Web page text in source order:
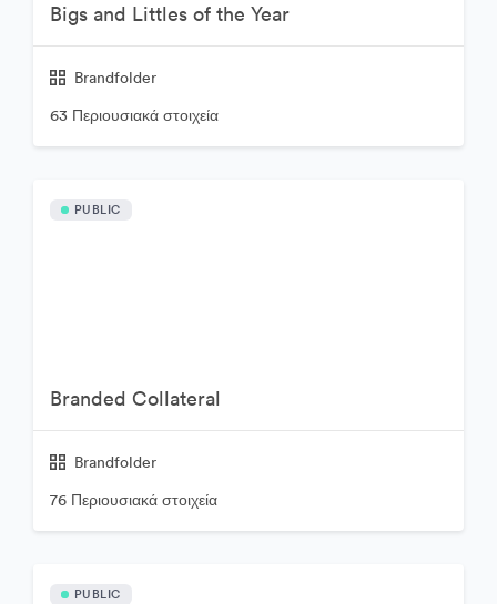
Bigs and Littles of the Year
Brandfolder
63 Περιουσιακά στοιχεία
PUBLIC
Branded Collateral
Brandfolder
76 Περιουσιακά στοιχεία
PUBLIC